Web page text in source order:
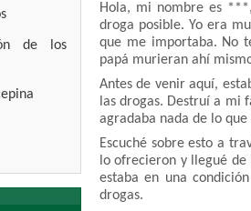
Hola, mi nombre es
droga posible. Yo era
que me importaba. No
papá murieran ahí
Antes de venir aquí,
las drogas. Destruí a mi
agradaba nada de lo
Escuché sobre esto a
lo ofrecieron y llegué
estaba en una
drogas.
de los